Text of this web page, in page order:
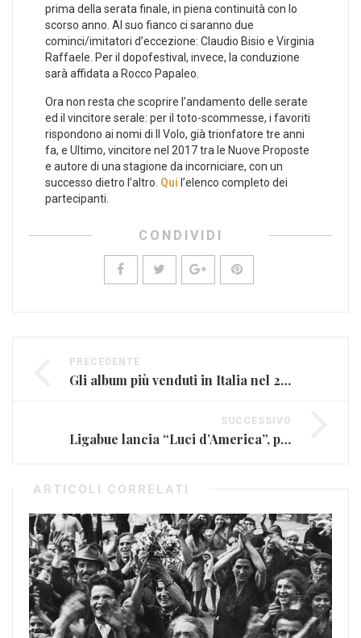
prima della serata finale, in piena continuità con lo
scorso anno. Al suo fianco ci saranno due
cominci/imitatori d’eccezione: Claudio Bisio e Virginia
Raffaele. Per il dopofestival, invece, la conduzione
sarà affidata a Rocco Papaleo.
Ora non resta che scoprire l’andamento delle serate
ed il vincitore serale: per il toto-scommesse, i favoriti
rispondono ai nomi di Il Volo, già trionfatore tre anni
fa, e Ultimo, vincitore nel 2017 tra le Nuove Proposte
e autore di una stagione da incorniciare, con un
successo dietro l’altro. Qui l’elenco completo dei
partecipanti.
CONDIVIDI
PRECEDENTE
Gli album più venduti in Italia nel 2018
SUCCESSIVO
Ligabue lancia “Luci d’America”, primo singolo del nuovo album
ARTICOLI CORRELATI